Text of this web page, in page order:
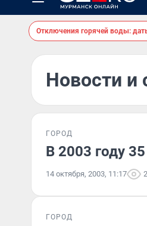
Отключения горячей воды:
Новости и
ГОРОД
В 2003 году
14 октября, 2003, 11:17
ГОРОД